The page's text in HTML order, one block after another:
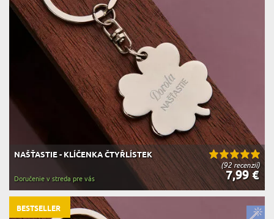
(92 recenzií)
NAŠŤASTIE - KLÍČENKA ČTYŘLÍSTEK
7,99 €
Doručenie v streda pre vás
BESTSELLER